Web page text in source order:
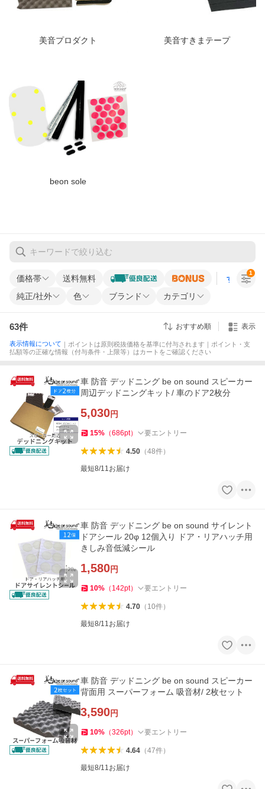
美音プロダクト 美音すきまテープ
beon sole
価格帯 送料無料 すべての条
純正/社外 色 ブランド カテゴリ
1
63件 おすすめ順 表示
表示情報について ｜ポイントは原則税抜価格を基準に付与されます｜ポイント・支
払額等の正確な情報（付与条件・上限等）はカートをご確認ください
車 防音 デッドニング be on sound スピーカー
周辺デッドニングキット/ 車のドア2枚分
5,030円
15% （686pt） 要エントリー
4.50（48件）
最短8/11お届け
車 防音 デッドニング be on sound サイレント
ドアシール 20φ 12個入り ドア・リアハッチ用
きしみ音低減シール
1,580円
10% （ 142pt） 要エントリー
4.70（ 10件）
最短8/11お届け
車 防音 デッドニング be on sound スピーカー
背面用 スーパーフォーム 吸音材/ 2枚セット
3,590円
10% （326pt） 要エントリー
4.64（47件）
最短8/11お届け